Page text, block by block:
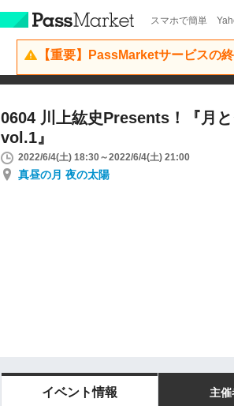
スマホで簡単
【重要】PassMarketサービスの
0604 川上紘史Presents！『月
vol.1』
2022/6/4(土) 18:30～2022/6/4(土) 21:00
真昼の月 夜の太陽
イベント情報 主